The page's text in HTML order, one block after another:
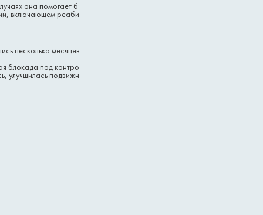
она помогает б
включающем реаби
несколько месяцев
блокада под контро
улучшилась подвижн